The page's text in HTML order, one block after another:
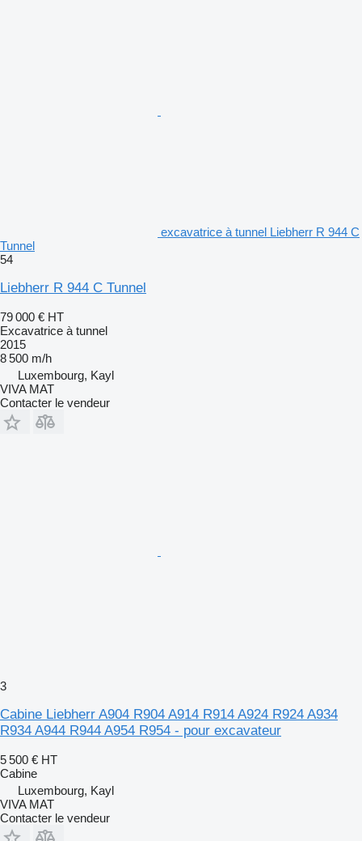
excavatrice à tunnel Liebherr R 944 C
Tunnel
54
Liebherr R 944 C Tunnel
79 000 € HT
Excavatrice à tunnel
2015
8 500 m/h
Luxembourg, Kayl
VIVA MAT
Contacter le vendeur
3
Cabine Liebherr A904 R904 A914 R914 A924 R924 A934
R934 A944 R944 A954 R954 - pour excavateur
5 500 € HT
Cabine
Luxembourg, Kayl
VIVA MAT
Contacter le vendeur